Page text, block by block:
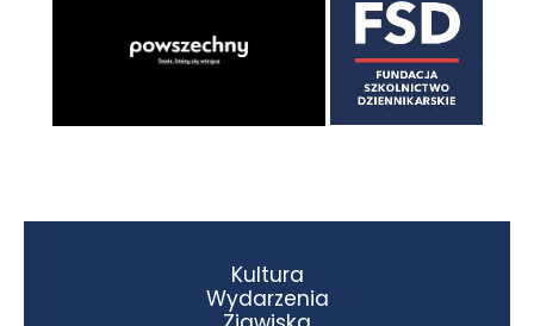
Kultura
Wydarzenia